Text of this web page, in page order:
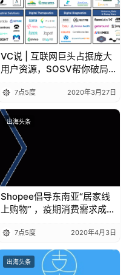
VC说 | 互联网巨头占据庞大
用户资源，SOSV帮你破局
7点5度 2020年3月27日
出海头条
Shopee倡导东南亚“居家线
上购物” ，疫期消费需求成中
7点5度 2020年4月3日
出海头条